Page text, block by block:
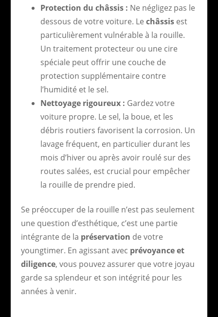
Protection du châssis : Ne négligez pas le
dessous de votre voiture. Le châssisest
particulièrement vulnérable à la rouille.
Un traitement protecteur ou une cire
spéciale peut offrir une couche de
protection supplémentaire contre
l’humidité et le sel.
Nettoyage rigoureux : Gardez votre
voiture propre. Le sel, la boue, et les
débris routiers favorisent la corrosion. Un
lavage fréquent, en particulier durant les
mois d’hiver ou après avoir roulé sur des
routes salées, est crucial pour empêcher
la rouille de prendre pied.
Se préoccuper de la rouille n’est pas seulement
une question d’esthétique, c’est une partie
intégrante de la préservation de votre
youngtimer. En agissant avec prévoyance et
diligence, vous pouvez assurer que votre joyau
garde sa splendeur et son intégrité pour les
années à venir.